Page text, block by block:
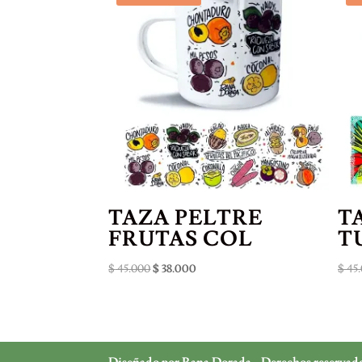
TAZA PELTRE
FRUTAS COL
$45.000El
$ 45.000.
$38.000
$ 38.000.
$